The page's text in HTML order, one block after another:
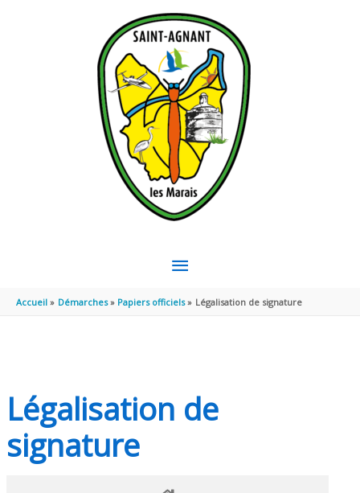
MENU
PRINCIPAL
Accueil Démarches Papiers officiels Légalisation de signature
Légalisation de
signature